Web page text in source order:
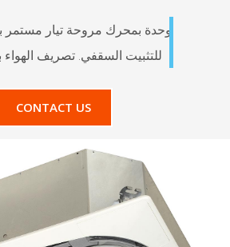
وحدة بمحرك مروحة تيار مستمر بلا
للتثبيت السقفي. تصريف الهواء بزاوية
CONTACT US